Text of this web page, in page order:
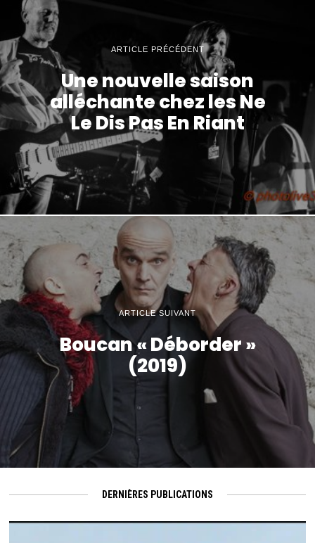
ARTICLE PRÉCÉDENT
Une nouvelle saison
alléchante chez les Ne
Le Dis Pas En Riant
ARTICLE SUIVANT
Boucan « Déborder »
(2019)
DERNIÈRES PUBLICATIONS